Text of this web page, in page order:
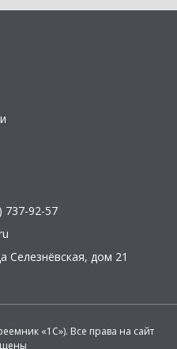
737-92-57
Селезнёвская, дом 21
«1С»). Все права на сайт